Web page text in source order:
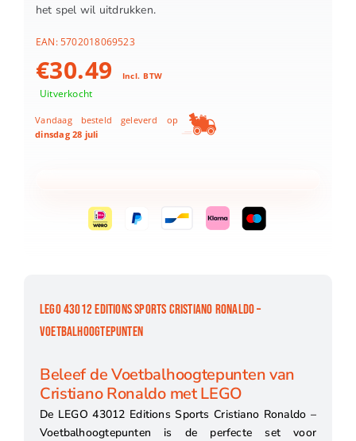
het spel wil uitdrukken.
EAN:5702018069523
€30.49 Incl. BTW
Uitverkocht
Vandaag besteld geleverd op
dinsdag 28 juli
LEGO 43012 EDITIONS SPORTS CRISTIANO RONALDO –
VOETBALHOOGTEPUNTEN
Beleef de Voetbalhoogtepunten van
Cristiano Ronaldo met LEGO
De LEGO 43012 Editions Sports Cristiano Ronaldo –
Voetbalhoogtepunten is de perfecte set voor